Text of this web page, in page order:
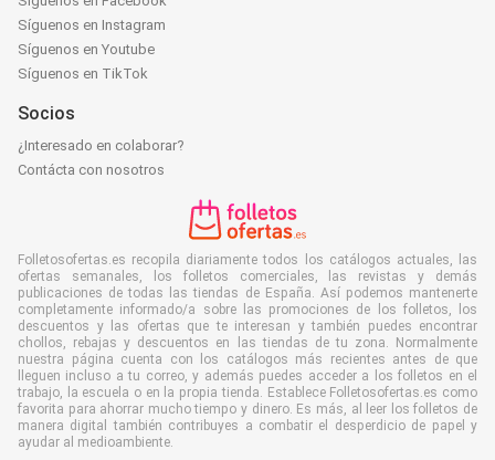
Síguenos en Instagram
Síguenos en Youtube
Síguenos en TikTok
Socios
¿Interesado en colaborar?
Contácta con nosotros
Folletosofertas.es recopila diariamente todos los catálogos actuales, las
ofertas semanales, los folletos comerciales, las revistas y demás
publicaciones de todas las tiendas de España. Así podemos mantenerte
completamente informado/a sobre las promociones de los folletos, los
descuentos y las ofertas que te interesan y también puedes encontrar
chollos, rebajas y descuentos en las tiendas de tu zona. Normalmente
nuestra página cuenta con los catálogos más recientes antes de que
lleguen incluso a tu correo, y además puedes acceder a los folletos en el
trabajo, la escuela o en la propia tienda. Establece Folletosofertas.es como
favorita para ahorrar mucho tiempo y dinero. Es más, al leer los folletos de
manera digital también contribuyes a combatir el desperdicio de papel y
ayudar al medioambiente.